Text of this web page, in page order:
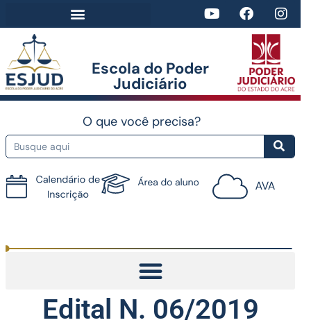
Escola do Poder
Judiciário​
O que você precisa?
Edital N. 06/2019